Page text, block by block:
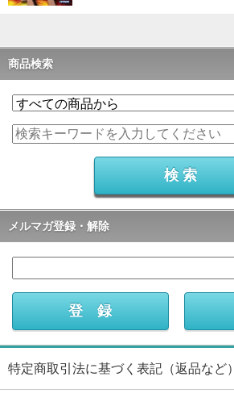
商品検索
メルマガ登録・解除
特定商取引法に基づく表記（返品など）